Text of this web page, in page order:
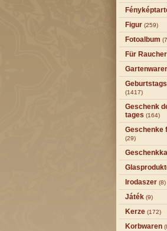
Figur (259)
Fotoalbum
Für Raucher
(1417)
Geschenk
tages (164)
Geschenke
(29)
Irodaszer (8)
Játék (9)
Kerze (172)
Korbwaren